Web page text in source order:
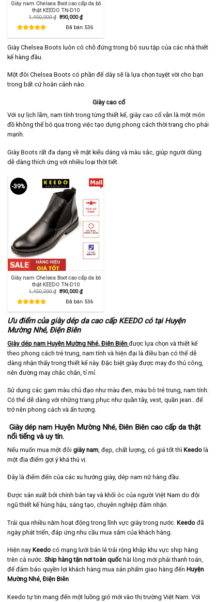
Giày nam Chelsea Boot cao cấp da bò
thật KEEDO TN-D10
1,450,000₫ Giá
890,000₫Giá
hiện
tại
Đã bán 536
Giày Chelsea Boots luôn có chỗ đứng trong bộ sưu tập của các nhà thiết
kế hàng đầu.
Một đôi Chelsea Boots có phần đế dày sẽ là lựa chọn tuyệt vời cho bạn
trong bất cứ hoàn cảnh nào.
Giày cao cổ
Với sự lịch lãm, nam tính trong từng thiết kế, giày cao cổ vẫn là một món
đồ không thể bỏ qua trong việc tạo dựng phong cách thời trang cho phái
mạnh.
Giày Boots rất đa dạng về mặt kiểu dáng và màu sắc, giúp người dùng
dễ dàng thích ứng với nhiều loại thời tiết.
-39%
Giày nam Chelsea Boot cao cấp da bò
thật KEEDO TN-D10
1,450,000₫ Giá
1,450,000 ₫.
890,000₫Giá
hiện
tại
là:
890,000 ₫.
Đã bán 536
Ưu điểm của giày dép da cao cấp KEEDO có tại Huyện
Mường Nhé, Điện Biên
Giày dép nam Huyện Mường Nhé, Điện Biên được lựa chọn và thiết kế
theo phong cách trẻ trung, nam tính và hiện đại là điều bạn có thể dễ
dàng nhận thấy trong thiết kế này. Đặc biệt giày được may đo thủ công,
nên đường may chắc chắn, tỉ mỉ.
Sử dụng các gam màu chủ đạo như màu đen, màu bò trẻ trung, nam tính.
Có thể dễ dàng với những trang phục như quần tây, vest, quần jean…để
trở nên phong cách và ấn tượng.
Giày dép nam Huyện Mường Nhé, Điên Biên cao cấp da thật
nổi tiếng và uy tín.
Nếu muốn mua một đôi giày nam , đẹp, chất lượng, có giá tốt thì Keedo là
một địa điểm gợi ý khá thú vị.
Đây là điểm đến của các xu hướng giày, dép nam nữ hàng đầu.
Được sản xuất bởi chính bàn tay và khối óc của người Việt Nam do đội
ngũ thiết kế hùng hậu, sáng tạo, chuyên nghiệp đảm nhận.
Trải qua nhiều năm hoạt động trong lĩnh vực giày trong nước. Keedo đã
ngày phát triển, đáp ứng nhu cầu mua sắm của khách hàng.
Hiện nay Keedo có mạng lưới bán lẻ trải rộng khắp khu vực ship hàng
trên cả nước. Ship hàng tận nơi toàn quốc hài lòng mới phải thanh toán,
để đảm bảo quyền lợi khách hàng mua sản phẩm giao hàng đến Huyện
Mường Nhé, Điện Biên
Keedo tự tin mang đến một luồng gió mới vào thị trường Việt Nam. Với